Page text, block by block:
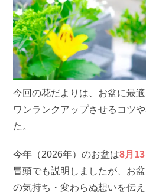
今回の花だよりは、お盆に最
ワンランクアップさせるコツ
た。
今年（2026年）のお盆は8月
冒頭でも説明しましたが、お
の気持ち・変わらぬ想いを伝え